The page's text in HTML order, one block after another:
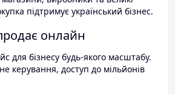
підтримує український бізнес.
онлайн
для бізнесу будь-якого масштабу.
керування, доступ до мільйонів